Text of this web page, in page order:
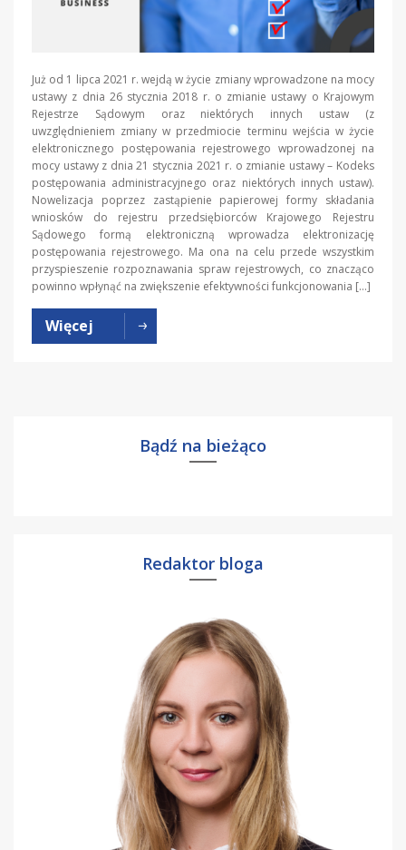
Już od 1 lipca 2021 r. wejdą w życie zmiany wprowadzone na mocy
ustawy z dnia 26 stycznia 2018 r. o zmianie ustawy o Krajowym
Rejestrze Sądowym oraz niektórych innych ustaw (z
uwzględnieniem zmiany w przedmiocie terminu wejścia w życie
elektronicznego postępowania rejestrowego wprowadzonej na
mocy ustawy z dnia 21 stycznia 2021 r. o zmianie ustawy – Kodeks
postępowania administracyjnego oraz niektórych innych ustaw).
Nowelizacja poprzez zastąpienie papierowej formy składania
wniosków do rejestru przedsiębiorców Krajowego Rejestru
Sądowego formą elektroniczną wprowadza elektronizację
postępowania rejestrowego. Ma ona na celu przede wszystkim
przyspieszenie rozpoznawania spraw rejestrowych, co znacząco
powinno wpłynąć na zwiększenie efektywności funkcjonowania […]
Więcej
Bądź na bieżąco
Redaktor bloga